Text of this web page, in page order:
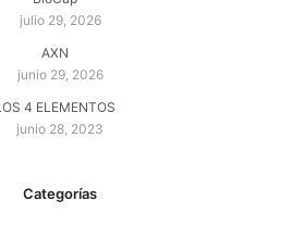
julio 29, 2026
AXN
junio 29, 2026
4 ELEMENTOS
junio 28, 2023
Categorías